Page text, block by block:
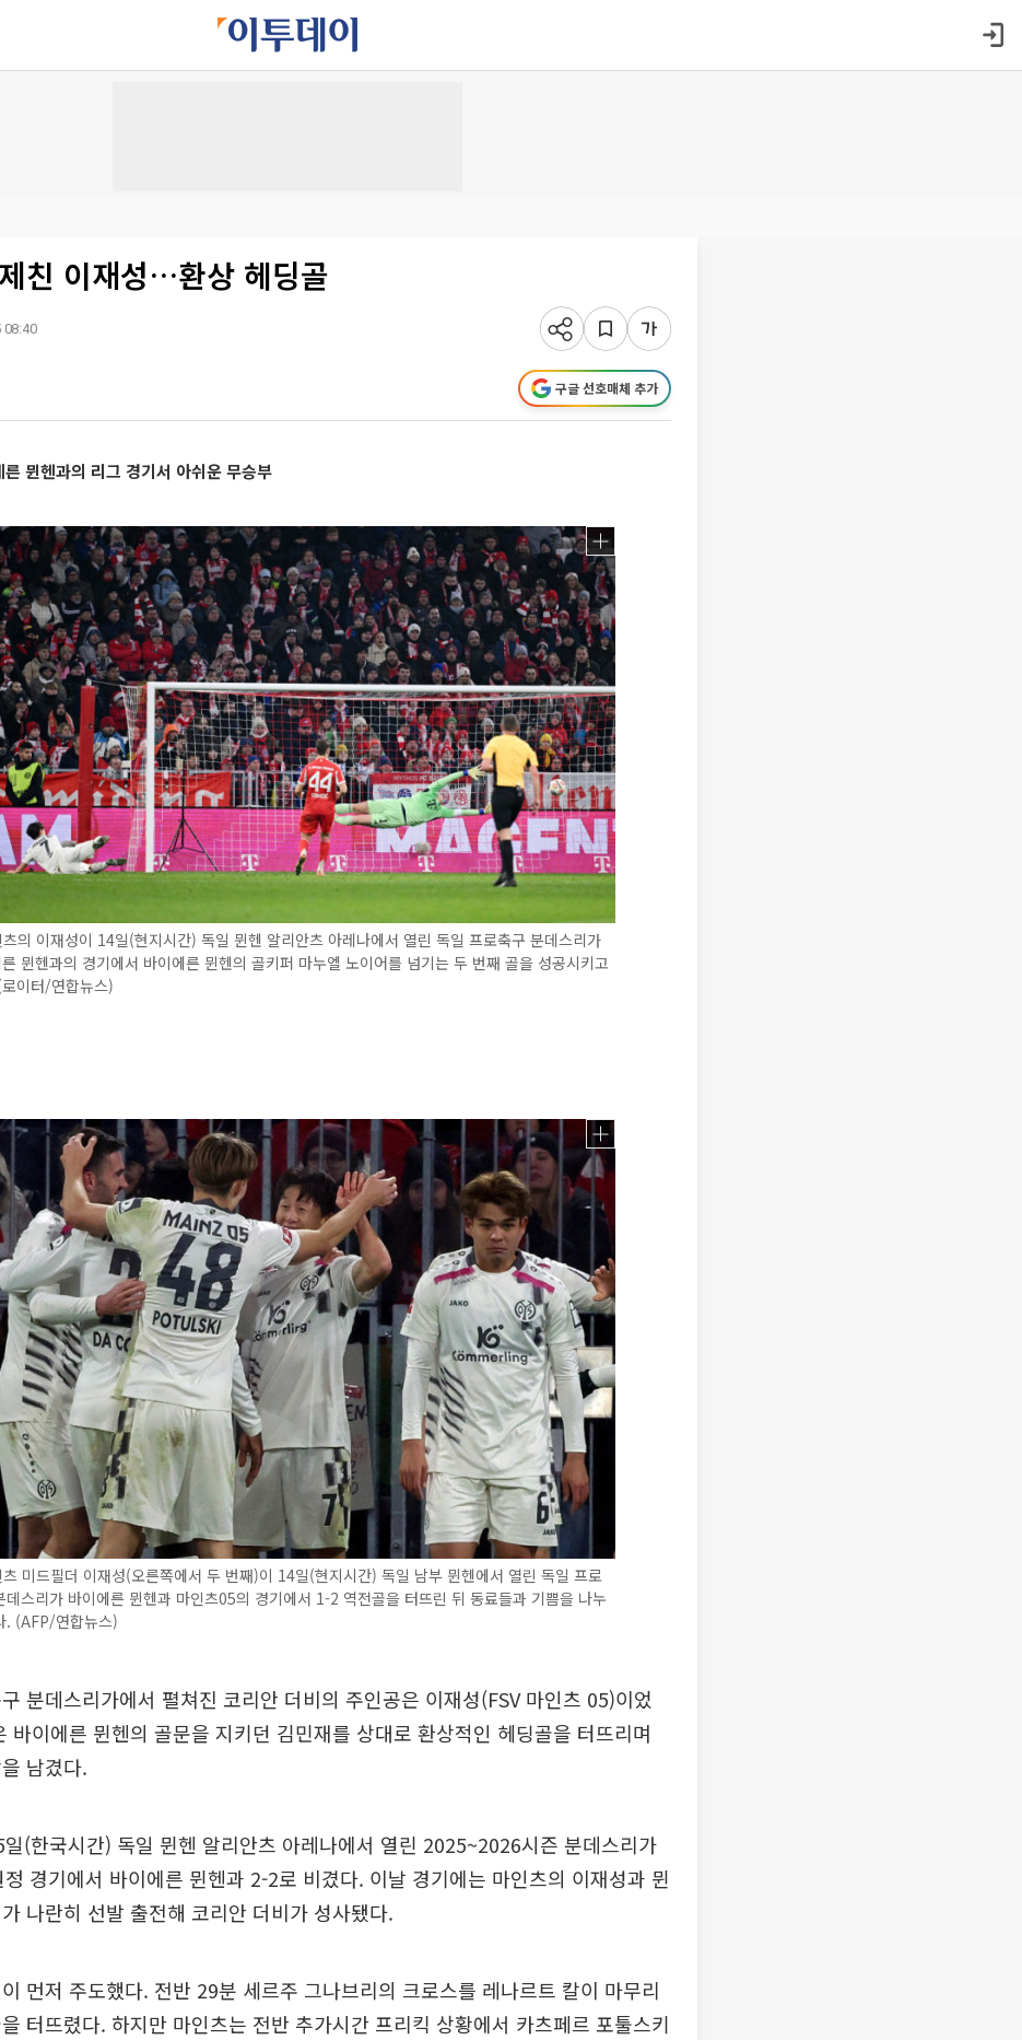
친 이재성…환상 헤딩골
08:40
구글 선호매체 추가
뮌헨과의 리그 경기서 아쉬운 무승부
의 이재성이 14일(현지시간) 독일 뮌헨 알리안츠 아레나에서 열린 독일 프로축구 분데스리가
뮌헨과의 경기에서 바이에른 뮌헨의 골키퍼 마누엘 노이어를 넘기는 두 번째 골을 성공시키고
이터/연합뉴스)
미드필더 이재성(오른쪽에서 두 번째)이 14일(현지시간) 독일 남부 뮌헨에서 열린 독일 프로
데스리가 바이에른 뮌헨과 마인츠05의 경기에서 1-2 역전골을 터뜨린 뒤 동료들과 기쁨을 나누
. (AFP/연합뉴스)
분데스리가에서 펼쳐진 코리안 더비의 주인공은 이재성(FSV 마인츠 05)이었
바이에른 뮌헨의 골문을 지키던 김민재를 상대로 환상적인 헤딩골을 터뜨리며
남겼다.
(한국시간) 독일 뮌헨 알리안츠 아레나에서 열린 2025~2026시즌 분데스리가
경기에서 바이에른 뮌헨과 2-2로 비겼다. 이날 경기에는 마인츠의 이재성과 뮌
나란히 선발 출전해 코리안 더비가 성사됐다.
먼저 주도했다. 전반 29분 세르주 그나브리의 크로스를 레나르트 칼이 마무리
터뜨렸다. 하지만 마인츠는 전반 추가시간 프리킥 상황에서 카츠페르 포툴스키